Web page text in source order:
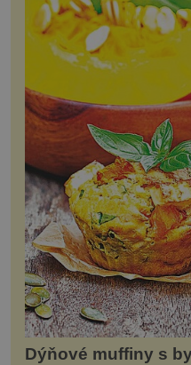
Dýňové muffiny s